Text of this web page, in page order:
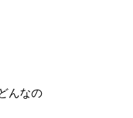
んなの